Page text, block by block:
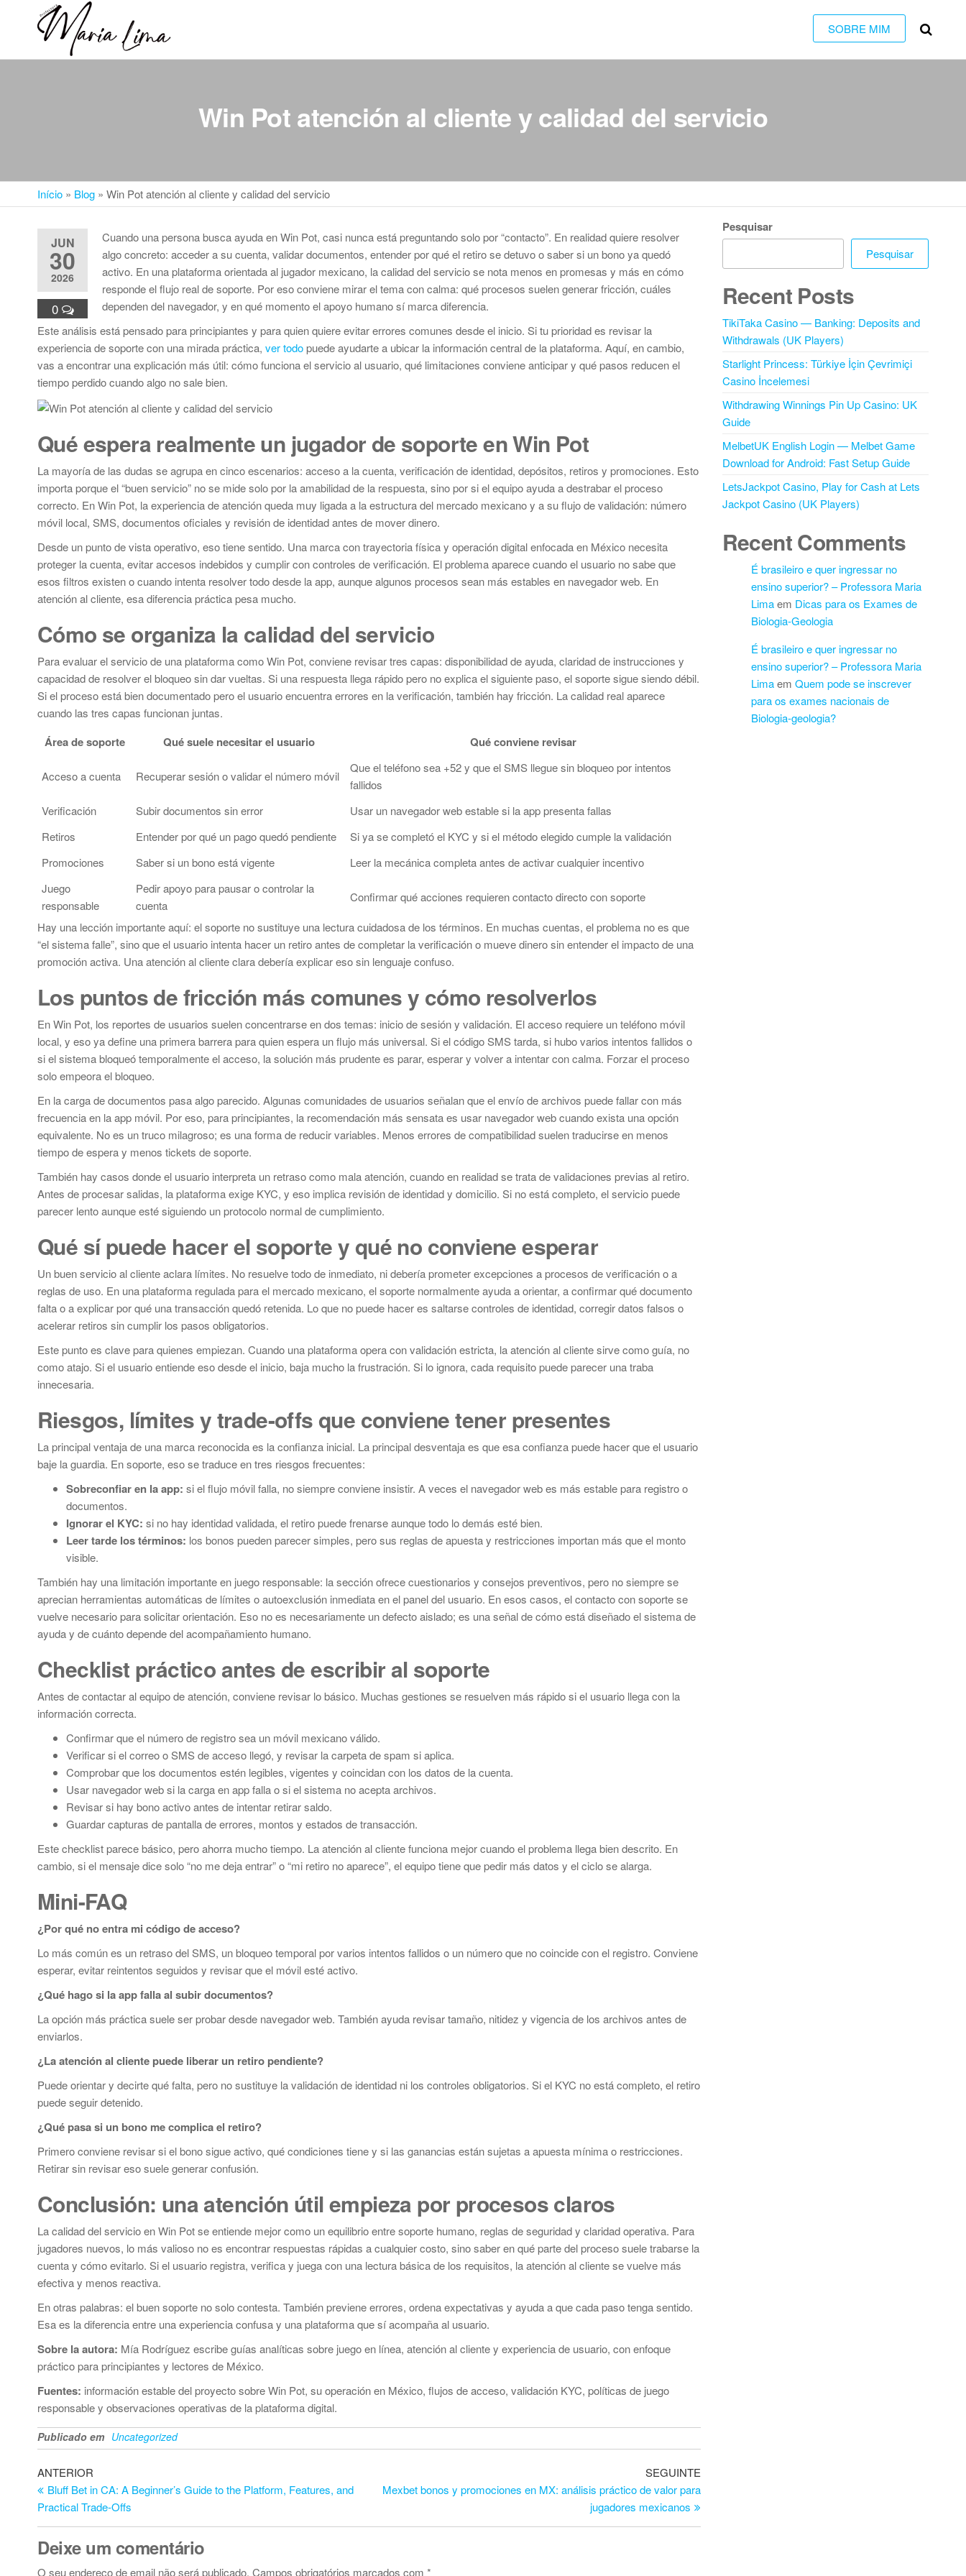
content
Maria Lima
SOBRE MIM
Win Pot atención al cliente y calidad del servicio
Início » Blog » Win Pot atención al cliente y calidad del servicio
JUN
30
2026
0
Cuando una persona busca ayuda en Win Pot, casi nunca está preguntando solo por “contacto”. En realidad quiere resolver
algo concreto: acceder a su cuenta, validar documentos, entender por qué el retiro se detuvo o saber si un bono ya quedó
activo. En una plataforma orientada al jugador mexicano, la calidad del servicio se nota menos en promesas y más en cómo
responde el flujo real de soporte. Por eso conviene mirar el tema con calma: qué procesos suelen generar fricción, cuáles
dependen del navegador, y en qué momento el apoyo humano sí marca diferencia.
Este análisis está pensado para principiantes y para quien quiere evitar errores comunes desde el inicio. Si tu prioridad es revisar la
experiencia de soporte con una mirada práctica, ver todopuede ayudarte a ubicar la información central de la plataforma. Aquí, en cambio,
vas a encontrar una explicación más útil: cómo funciona el servicio al usuario, qué limitaciones conviene anticipar y qué pasos reducen el
tiempo perdido cuando algo no sale bien.
Qué espera realmente un jugador de soporte en Win Pot
La mayoría de las dudas se agrupa en cinco escenarios: acceso a la cuenta, verificación de identidad, depósitos, retiros y promociones. Esto
importa porque el “buen servicio” no se mide solo por la amabilidad de la respuesta, sino por si el equipo ayuda a destrabar el proceso
correcto. En Win Pot, la experiencia de atención queda muy ligada a la estructura del mercado mexicano y a su flujo de validación: número
móvil local, SMS, documentos oficiales y revisión de identidad antes de mover dinero.
Desde un punto de vista operativo, eso tiene sentido. Una marca con trayectoria física y operación digital enfocada en México necesita
proteger la cuenta, evitar accesos indebidos y cumplir con controles de verificación. El problema aparece cuando el usuario no sabe que
esos filtros existen o cuando intenta resolver todo desde la app, aunque algunos procesos sean más estables en navegador web. En
atención al cliente, esa diferencia práctica pesa mucho.
Cómo se organiza la calidad del servicio
Para evaluar el servicio de una plataforma como Win Pot, conviene revisar tres capas: disponibilidad de ayuda, claridad de instrucciones y
capacidad de resolver el bloqueo sin dar vueltas. Si una respuesta llega rápido pero no explica el siguiente paso, el soporte sigue siendo débil.
Si el proceso está bien documentado pero el usuario encuentra errores en la verificación, también hay fricción. La calidad real aparece
cuando las tres capas funcionan juntas.
Área de soporte Qué suele necesitar el usuario Qué conviene revisar
Acceso a cuenta Recuperar sesión o validar el número móvil
Que el teléfono sea +52 y que el SMS llegue sin bloqueo por intentos
fallidos
Verificación
Subir documentos sin error
Usar un navegador web estable si la app presenta fallas
Retiros
Entender por qué un pago quedó pendiente
Si ya se completó el KYC y si el método elegido cumple la validación
Promociones
Saber si un bono está vigente
Leer la mecánica completa antes de activar cualquier incentivo
Juego
responsable
Pedir apoyo para pausar o controlar la
cuenta
Confirmar qué acciones requieren contacto directo con soporte
Hay una lección importante aquí: el soporte no sustituye una lectura cuidadosa de los términos. En muchas cuentas, el problema no es que
“el sistema falle”, sino que el usuario intenta hacer un retiro antes de completar la verificación o mueve dinero sin entender el impacto de una
promoción activa. Una atención al cliente clara debería explicar eso sin lenguaje confuso.
Los puntos de fricción más comunes y cómo resolverlos
En Win Pot, los reportes de usuarios suelen concentrarse en dos temas: inicio de sesión y validación. El acceso requiere un teléfono móvil
local, y eso ya define una primera barrera para quien espera un flujo más universal. Si el código SMS tarda, si hubo varios intentos fallidos o
si el sistema bloqueó temporalmente el acceso, la solución más prudente es parar, esperar y volver a intentar con calma. Forzar el proceso
solo empeora el bloqueo.
En la carga de documentos pasa algo parecido. Algunas comunidades de usuarios señalan que el envío de archivos puede fallar con más
frecuencia en la app móvil. Por eso, para principiantes, la recomendación más sensata es usar navegador web cuando exista una opción
equivalente. No es un truco milagroso; es una forma de reducir variables. Menos errores de compatibilidad suelen traducirse en menos
tiempo de espera y menos tickets de soporte.
También hay casos donde el usuario interpreta un retraso como mala atención, cuando en realidad se trata de validaciones previas al retiro.
Antes de procesar salidas, la plataforma exige KYC, y eso implica revisión de identidad y domicilio. Si no está completo, el servicio puede
parecer lento aunque esté siguiendo un protocolo normal de cumplimiento.
Qué sí puede hacer el soporte y qué no conviene esperar
Un buen servicio al cliente aclara límites. No resuelve todo de inmediato, ni debería prometer excepciones a procesos de verificación o a
reglas de uso. En una plataforma regulada para el mercado mexicano, el soporte normalmente ayuda a orientar, a confirmar qué documento
falta o a explicar por qué una transacción quedó retenida. Lo que no puede hacer es saltarse controles de identidad, corregir datos falsos o
acelerar retiros sin cumplir los pasos obligatorios.
Este punto es clave para quienes empiezan. Cuando una plataforma opera con validación estricta, la atención al cliente sirve como guía, no
como atajo. Si el usuario entiende eso desde el inicio, baja mucho la frustración. Si lo ignora, cada requisito puede parecer una traba
innecesaria.
Riesgos, límites y trade-offs que conviene tener presentes
La principal ventaja de una marca reconocida es la confianza inicial. La principal desventaja es que esa confianza puede hacer que el usuario
baje la guardia. En soporte, eso se traduce en tres riesgos frecuentes:
Sobreconfiar en la app: si el flujo móvil falla, no siempre conviene insistir. A veces el navegador web es más estable para registro o
documentos.
Ignorar el KYC: si no hay identidad validada, el retiro puede frenarse aunque todo lo demás esté bien.
Leer tarde los términos: los bonos pueden parecer simples, pero sus reglas de apuesta y restricciones importan más que el monto
visible.
También hay una limitación importante en juego responsable: la sección ofrece cuestionarios y consejos preventivos, pero no siempre se
aprecian herramientas automáticas de límites o autoexclusión inmediata en el panel del usuario. En esos casos, el contacto con soporte se
vuelve necesario para solicitar orientación. Eso no es necesariamente un defecto aislado; es una señal de cómo está diseñado el sistema de
ayuda y de cuánto depende del acompañamiento humano.
Checklist práctico antes de escribir al soporte
Antes de contactar al equipo de atención, conviene revisar lo básico. Muchas gestiones se resuelven más rápido si el usuario llega con la
información correcta.
Confirmar que el número de registro sea un móvil mexicano válido.
Verificar si el correo o SMS de acceso llegó, y revisar la carpeta de spam si aplica.
Comprobar que los documentos estén legibles, vigentes y coincidan con los datos de la cuenta.
Usar navegador web si la carga en app falla o si el sistema no acepta archivos.
Revisar si hay bono activo antes de intentar retirar saldo.
Guardar capturas de pantalla de errores, montos y estados de transacción.
Este checklist parece básico, pero ahorra mucho tiempo. La atención al cliente funciona mejor cuando el problema llega bien descrito. En
cambio, si el mensaje dice solo “no me deja entrar” o “mi retiro no aparece”, el equipo tiene que pedir más datos y el ciclo se alarga.
Mini-FAQ
¿Por qué no entra mi código de acceso?
Lo más común es un retraso del SMS, un bloqueo temporal por varios intentos fallidos o un número que no coincide con el registro. Conviene
esperar, evitar reintentos seguidos y revisar que el móvil esté activo.
¿Qué hago si la app falla al subir documentos?
La opción más práctica suele ser probar desde navegador web. También ayuda revisar tamaño, nitidez y vigencia de los archivos antes de
enviarlos.
¿La atención al cliente puede liberar un retiro pendiente?
Puede orientar y decirte qué falta, pero no sustituye la validación de identidad ni los controles obligatorios. Si el KYC no está completo, el retiro
puede seguir detenido.
¿Qué pasa si un bono me complica el retiro?
Primero conviene revisar si el bono sigue activo, qué condiciones tiene y si las ganancias están sujetas a apuesta mínima o restricciones.
Retirar sin revisar eso suele generar confusión.
Conclusión: una atención útil empieza por procesos claros
La calidad del servicio en Win Pot se entiende mejor como un equilibrio entre soporte humano, reglas de seguridad y claridad operativa. Para
jugadores nuevos, lo más valioso no es encontrar respuestas rápidas a cualquier costo, sino saber en qué parte del proceso suele trabarse la
cuenta y cómo evitarlo. Si el usuario registra, verifica y juega con una lectura básica de los requisitos, la atención al cliente se vuelve más
efectiva y menos reactiva.
En otras palabras: el buen soporte no solo contesta. También previene errores, ordena expectativas y ayuda a que cada paso tenga sentido.
Esa es la diferencia entre una experiencia confusa y una plataforma que sí acompaña al usuario.
Sobre la autora: Mía Rodríguez escribe guías analíticas sobre juego en línea, atención al cliente y experiencia de usuario, con enfoque
práctico para principiantes y lectores de México.
Fuentes: información estable del proyecto sobre Win Pot, su operación en México, flujos de acceso, validación KYC, políticas de juego
responsable y observaciones operativas de la plataforma digital.
Publicado em Uncategorized
Navegação
de
artigos
Artigo
anterior
ANTERIOR
Bluff Bet in CA: A Beginner’s Guide to the Platform, Features, and
Practical Trade-Offs
Artigo
seguinte
SEGUINTE
Mexbet bonos y promociones en MX: análisis práctico de valor para
jugadores mexicanos
Deixe um comentário
O seu endereço de email não será publicado. Campos obrigatórios marcados com *
Pesquisar
Pesquisar
Recent Posts
TikiTaka Casino — Banking: Deposits and
Withdrawals (UK Players)
Starlight Princess: Türkiye İçin Çevrimiçi
Casino İncelemesi
Withdrawing Winnings Pin Up Casino: UK
Guide
MelbetUK English Login — Melbet Game
Download for Android: Fast Setup Guide
LetsJackpot Casino, Play for Cash at Lets
Jackpot Casino (UK Players)
Recent Comments
É brasileiro e quer ingressar no
ensino superior? – Professora Maria
Limaem Dicas para os Exames de
Biologia-Geologia
É brasileiro e quer ingressar no
ensino superior? – Professora Maria
Limaem Quem pode se inscrever
para os exames nacionais de
Biologia-geologia?